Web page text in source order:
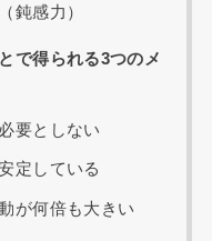
鈍感力）
で得られる3つのメ
要としない
定している
が何倍も大きい